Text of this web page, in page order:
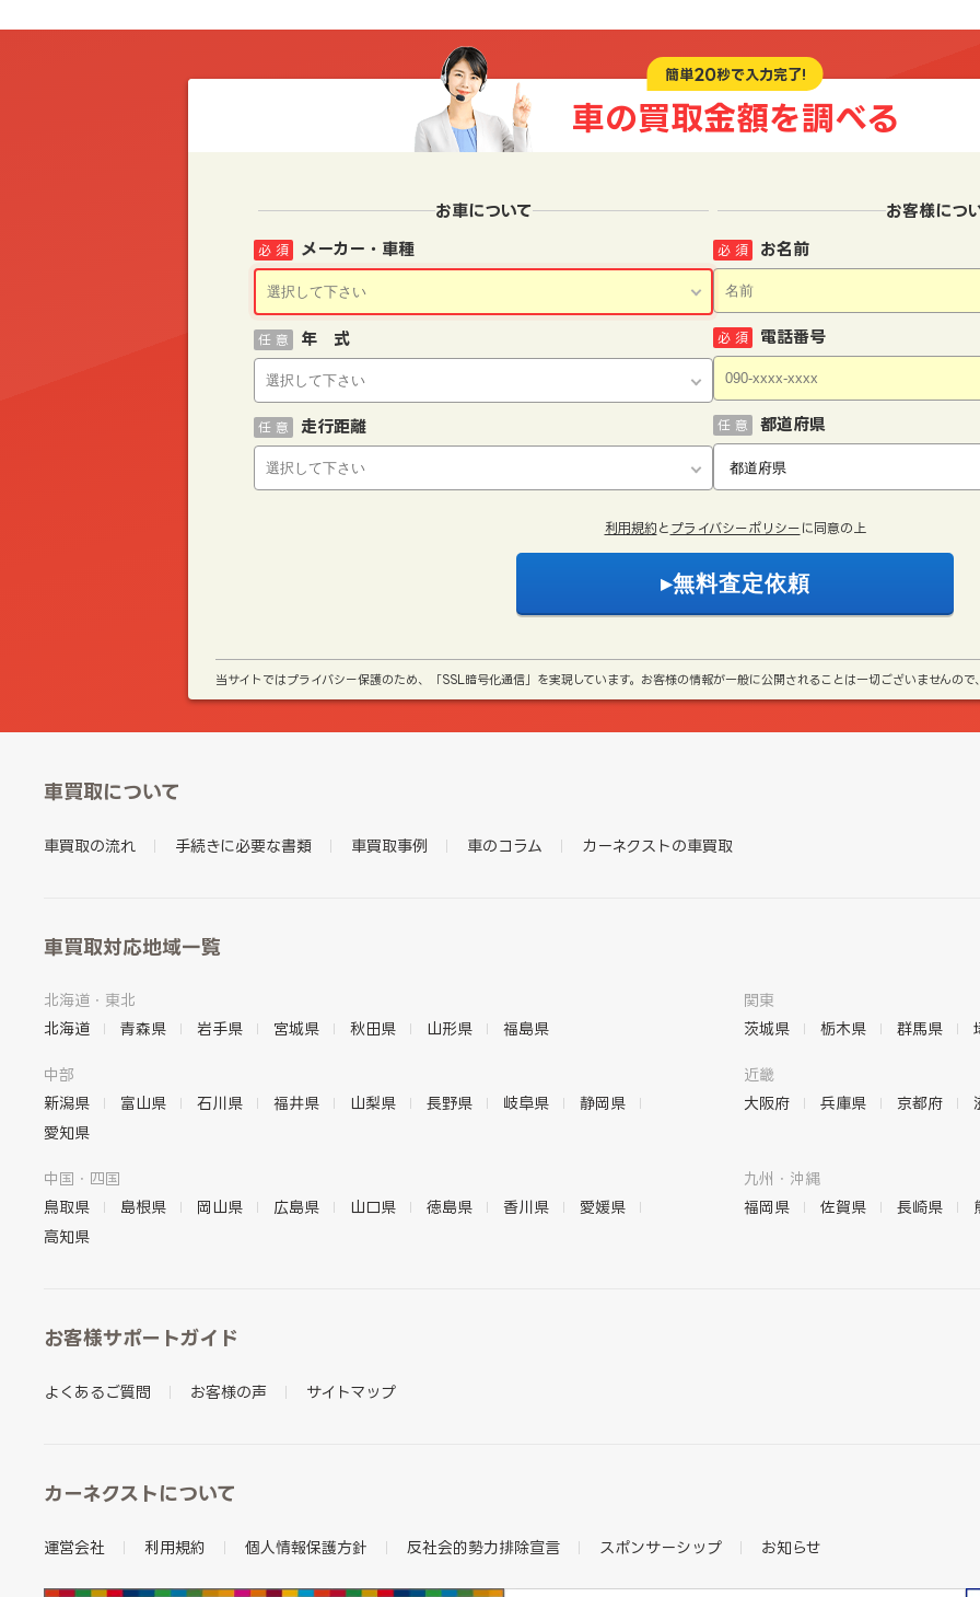
簡単20秒で入力完了!
車の買取金額を調べる
お車について
メーカー・車種
必 須
年 式
任 意
走行距離
任 意
お客様につ
お名前
必 須
電話番号
必 須
都道府県
任 意
利用規約 と プライバシーポリシー に同意の上
当サイトではプライバシー保護のため、「SSL暗号化通信」を実現しています。お客様の情報が一般に公開されることは一切ございませんの
車買取について
車買取の流れ 手続きに必要な書類 車買取事例 車のコラム カーネクストの車買取
車買取対応地域一覧
北海道・東北
北海道
青森県 岩手県 宮城県 秋田県 山形県 福島県
関東
茨城県
栃木県 群馬県
中部
新潟県
富山県 石川県 福井県 山梨県 長野県 岐阜県
静岡県
愛知県
近畿
大阪府
兵庫県 京都府
中国・四国
鳥取県
島根県 岡山県 広島県 山口県 徳島県 香川県
愛媛県
高知県
九州・沖縄
福岡県
佐賀県 長崎県
お客様サポートガイド
よくあるご質問 お客様の声 サイトマップ
カーネクストについて
運営会社 利用規約 個人情報保護方針 反社会的勢力排除宣言 スポンサーシップ お知らせ